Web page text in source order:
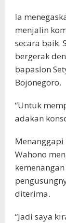
Ia
menjalin
secara baik.
bergerak
bapaslon
Bojonegoro.
“Untuk
adakan
Menanggapi
Wahono
diterima.
“Jadi saya